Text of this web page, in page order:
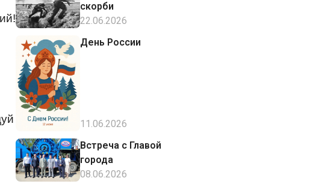
скорби
22.06.2026
День России
11.06.2026
Встреча с Главой
города
08.06.2026